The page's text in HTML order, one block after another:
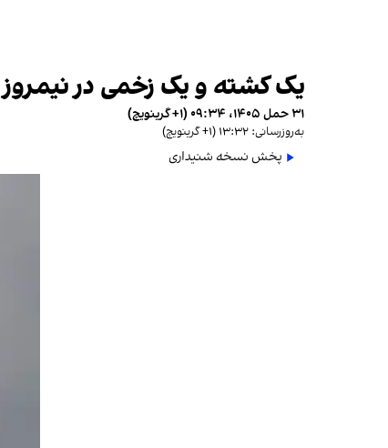
یک کشته و یک زخمی در نیمروز
۳۱ حمل ۱۴۰۵، ۰۹:۳۴ (‎+۱ گرینویچ)
به‌روزرسانی: ۱۳:۳۲ (‎+۱ گرینویچ)
پخش نسخه شنیداری